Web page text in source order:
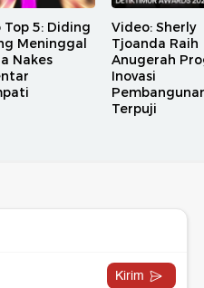
Top 5: Diding
Meninggal
Nakes
Video: Sherly
Tjoanda Raih
Anugerah
Inovasi
Terpuji